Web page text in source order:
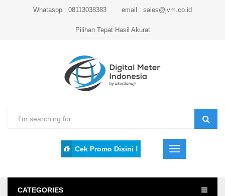
Whataspp : 08113038383 email : sales@jvm.co.id
Pilihan Tepat Hasil Akurat
Cek Promo Disini !
CATEGORIES